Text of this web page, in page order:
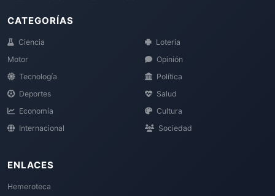
CATEGORÍAS
Ciencia
Motor
Tecnología
Deportes
Economía
Internacional
Loteria
Opinión
Política
Salud
Cultura
Sociedad
ENLACES
Hemeroteca